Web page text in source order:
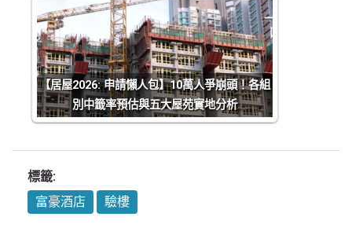
【居屋2026: 申請懶人包】10萬人爭崩頭！各組
別中籤率預估與五大屋苑實地分析
標籤:
富豪酒店
驗樓